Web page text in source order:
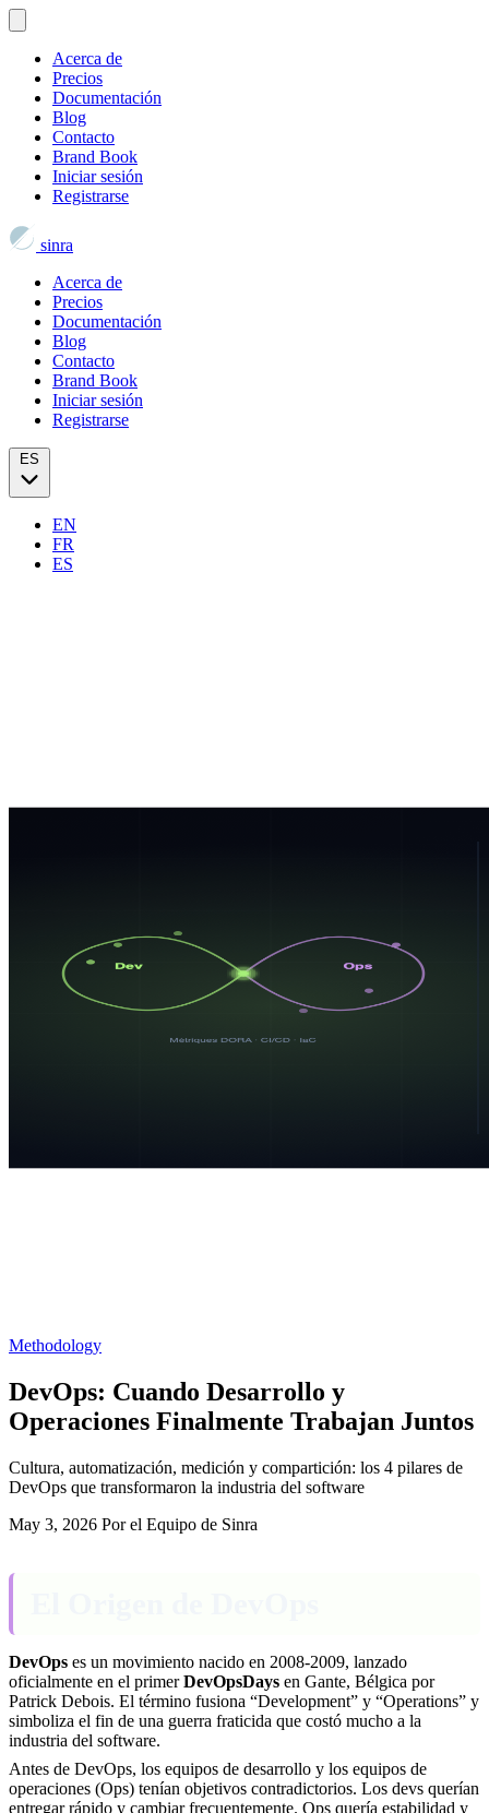
Acerca de
Precios
Documentación
Blog
Contacto
Brand Book
Iniciar sesión
Registrarse
sinra
Acerca de
Precios
Documentación
Blog
Contacto
Brand Book
Iniciar sesión
Registrarse
EN
FR
ES
Methodology
DevOps: Cuando Desarrollo y
Operaciones Finalmente Trabajan Juntos
Cultura, automatización, medición y compartición: los 4 pilares de
DevOps que transformaron la industria del software
May 3, 2026 Por el Equipo de Sinra
DevOps es un movimiento nacido en 2008-2009, lanzado
oficialmente en el primerDevOpsDays en Gante, Bélgica por
Patrick Debois. El término fusiona “Development” y “Operations” y
simboliza el fin de una guerra fraticida que costó mucho a la
industria del software.
Antes de DevOps, los equipos de desarrollo y los equipos de
operaciones (Ops) tenían objetivos contradictorios. Los devs querían
entregar rápido y cambiar frecuentemente. Ops quería estabilidad y